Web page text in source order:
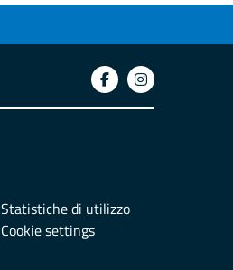
Statistiche di utilizzo
Cookie settings